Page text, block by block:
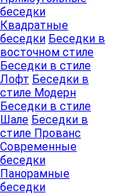
беседки
Квадратные
беседки Беседки в
восточном стиле
Беседки в стиле
Лофт Беседки в
стиле Модерн
Беседки в стиле
Шале Беседки в
стиле Прованс
Современные
беседки
Панорамные
беседки